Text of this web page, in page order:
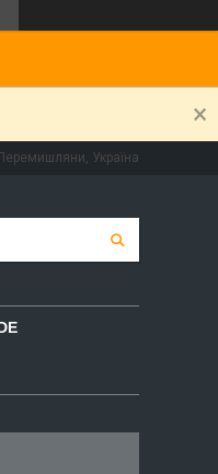
Перемишляни, Україна